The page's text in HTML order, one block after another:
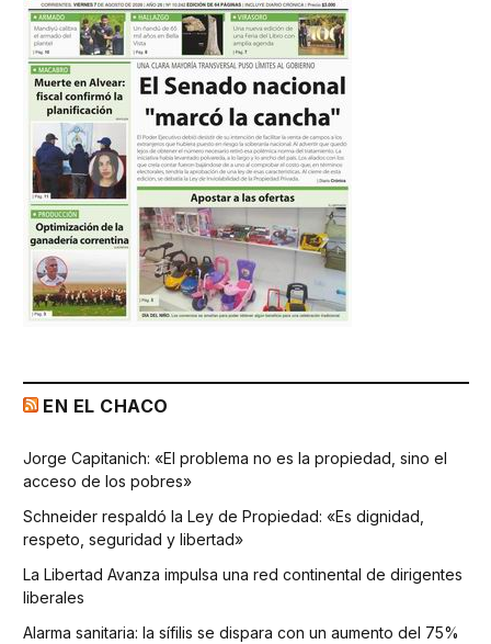
EN EL CHACO
Jorge Capitanich: «El problema no es la propiedad, sino el
acceso de los pobres»
Schneider respaldó la Ley de Propiedad: «Es dignidad,
respeto, seguridad y libertad»
La Libertad Avanza impulsa una red continental de dirigentes
liberales
Alarma sanitaria: la sífilis se dispara con un aumento del 75%